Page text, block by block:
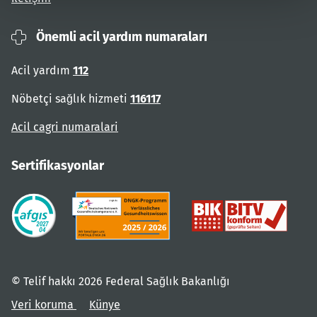
Önemli acil yardım numaraları
Acil yardım 112
Nöbetçi sağlık hizmeti 116117
Acil cagri numaralari
Sertifikasyonlar
© Telif hakkı 2026 Federal Sağlık Bakanlığı
Veri koruma
Künye